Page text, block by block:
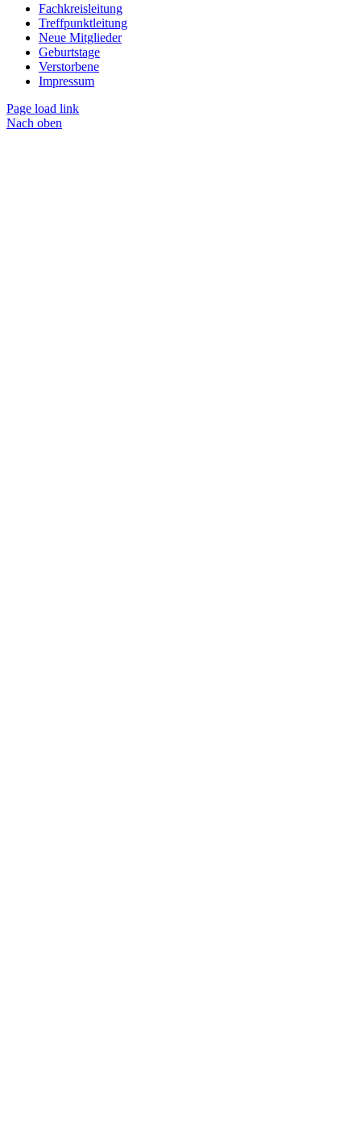
Fachkreisleitung
Treffpunktleitung
Neue Mitglieder
Geburtstage
Verstorbene
Impressum
Page load link
Nach oben